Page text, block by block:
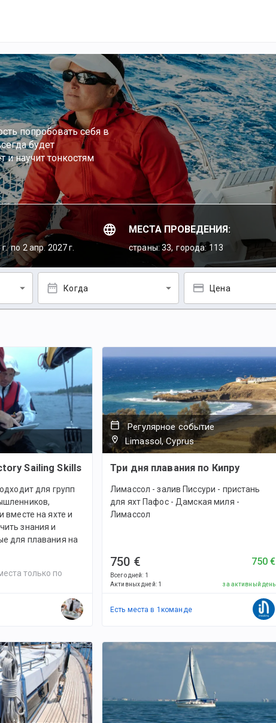
попробовать себя в
будет
и научит тонкостям
по 2 апр. 2027 г.
МЕСТА ПРОВЕДЕНИЯ:
страны: 33, города: 113
Когда Цена
Sailing Skills
для групп
вместе на яхте и
знания и
для плавания на
только по
Регулярное событие
Limassol, Cyprus
Три дня плавания по Кипру
Лимассол - залив Писсури - пристань
для яхт Пафос - Дамская миля -
Лимассол
750 €
Всего дней: 1
Активных дней: 1
750 €
за активный день
Есть места в 1 командe